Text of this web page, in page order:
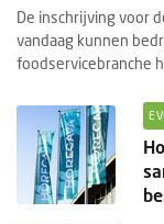
De inschrijving voor
vandaag kunnen
foodservicebranche